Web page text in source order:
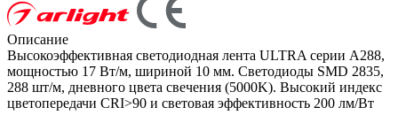
Описание
Высокоэффективная светодиодная лента ULTRA серии A288,
мощностью 17 Вт/м, шириной 10 мм. Светодиоды SMD 2835,
288 шт/м, дневного цвета свечения (5000K). Высокий индекс
цветопередачи CRI>90 и световая эффективность 200 лм/Вт